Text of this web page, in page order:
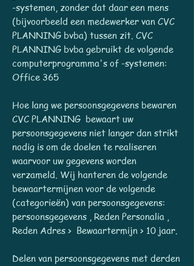
-systemen, zonder dat daar een mens
(bijvoorbeeld een medewerker van CVC
PLANNING bvba) tussen zit. CVC
PLANNING bvba gebruikt de volgende
computerprogramma's of -systemen:
Office 365
Hoe lang we persoonsgegevens bewaren
CVC PLANNING bewaart uw
persoonsgegevens niet langer dan strikt
nodig is om de doelen te realiseren
waarvoor uw gegevens worden
verzameld. Wij hanteren de volgende
bewaartermijnen voor de volgende
(categorieën) van persoonsgegevens:
persoonsgegevens , Reden Personalia ,
Reden Adres > Bewaartermijn > 10 jaar.
Delen van persoonsgegevens met derden